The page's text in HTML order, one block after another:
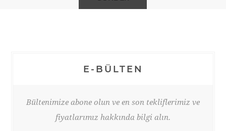
E-BÜLTEN
Bültenimize abone olun ve en son tekliflerimiz ve
fiyatlarımız hakkında bilgi alın.